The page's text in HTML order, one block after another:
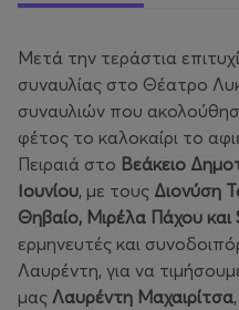
Μετά την τεράστια
συναυλίας στο Θέατρο
συναυλιών που
φέτος το καλοκαίρι το
Πειραιά στο Βεάκειο
Ιουνίου, με τους Διονύση
Θηβαίο, Μιρέλα Πάχου και
ερμηνευτές και
Λαυρέντη, για να
μας Λαυρέντη Μαχαιρίτσα